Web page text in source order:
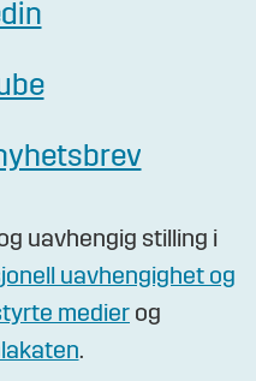
uavhengig stilling i
uavhengighet og
medier og
.